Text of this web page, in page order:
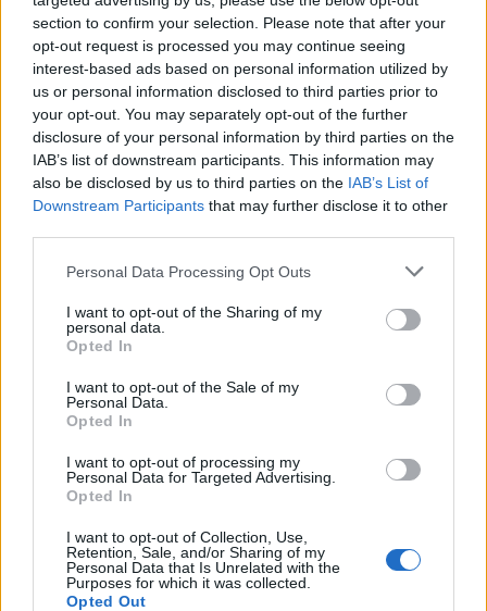
section to confirm your selection. Please note that after your
opt-out request is processed you may continue seeing
interest-based ads based on personal information utilized by
us or personal information disclosed to third parties prior to
your opt-out. You may separately opt-out of the further
disclosure of your personal information by third parties on the
IAB’s list of downstream participants. This information may
also be disclosed by us to third parties on the IAB’s List of
Downstream Participants that may further disclose it to other
Please note that this website/app uses one or more Google
not limited to your visit or usage behaviour. You may click to
grant or deny consent to Google and its third-party tags to
use your data for below specified purposes in below Google
consent section.
Personal Data Processing Opt Outs
I want to opt-out of the Sharing of my
personal data.
Opted In
I want to opt-out of the Sale of my
Personal Data.
Opted In
I want to opt-out of processing my
Personal Data for Targeted Advertising.
Opted In
I want to opt-out of Collection, Use,
Retention, Sale, and/or Sharing of my
Personal Data that Is Unrelated with the
Purposes for which it was collected.
Opted Out
Indossare abiti leggeri e traspiranti per ridurre il
disagio.
Utilizzare prodotti specifici per la sudorazione
eccessiva.
Considerare tecniche di rilassamento come yoga
o meditazione per ridurre lo stress, che può
aggravare la condizione.
Inoltre, ci sono molte risorse online e gruppi di
informazioni utili. Non è necessario affrontare
l’iperidrosi da soli: cercare aiuto è un passo
fondamentale per migliorare la qualità della vita.
AUTORE
Staff